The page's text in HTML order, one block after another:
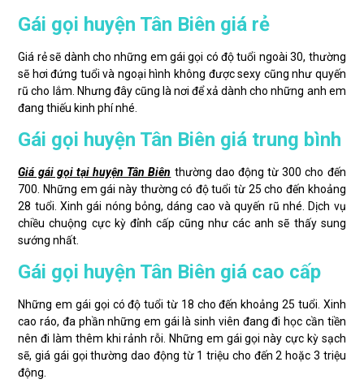
Gái gọi huyện Tân Biên giá rẻ
Giá rẻ sẽ dành cho những em gái gọi có độ tuổi ngoài 30, thường
sẽ hơi đứng tuổi và ngoại hình không được sexy cũng như quyến
rũ cho lắm. Nhưng đây cũng là nơi để xả dành cho những anh em
đang thiếu kinh phí nhé.
Gái gọi huyện Tân Biên giá trung bình
Giá gái gọi tại huyện Tân Biên thường dao động từ 300 cho đến
700. Những em gái này thường có độ tuổi từ 25 cho đến khoảng
28 tuổi. Xinh gái nóng bỏng, dáng cao và quyến rũ nhé. Dịch vụ
chiều chuộng cực kỳ đỉnh cấp cũng như các anh sẽ thấy sung
sướng nhất.
Gái gọi huyện Tân Biên giá cao cấp
Những em gái gọi có độ tuổi từ 18 cho đến khoảng 25 tuổi. Xinh
cao ráo, đa phần những em gái là sinh viên đang đi học cần tiền
nên đi làm thêm khi rảnh rỗi. Những em gái gọi này cực kỳ sạch
sẽ, giá gái gọi thường dao động từ 1 triệu cho đến 2 hoặc 3 triệu
động.